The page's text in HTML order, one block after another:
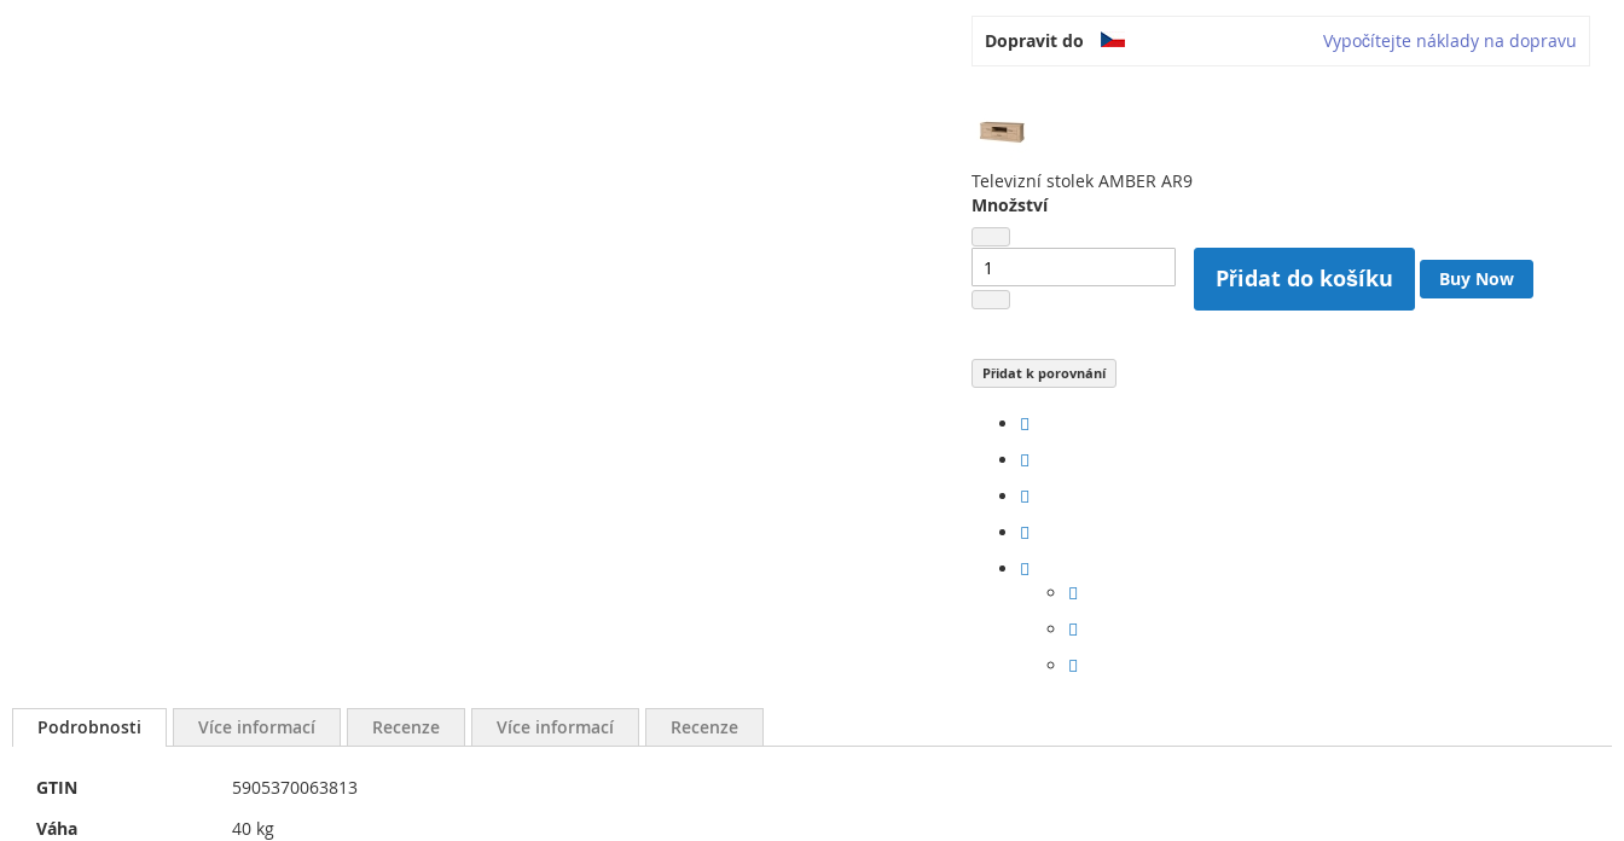
Dopravit do Vypočítejte náklady na dopravu
Televizní stolek AMBER AR9
Množství
Přidat do košíku Buy Now
Přidat k porovnání
Podrobnosti Více informací Recenze Více informací
Více
GTIN
5905370063813
Váha
40 kg
Recenze